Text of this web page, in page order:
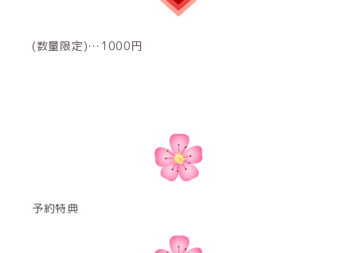
(数量限定)…1000円
予約特典